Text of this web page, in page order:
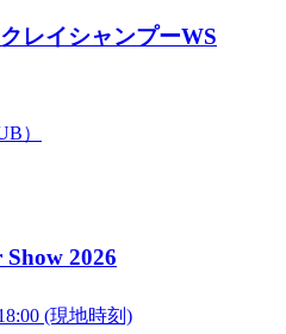
レイシャンプーWS
）
2026
(現地時刻)